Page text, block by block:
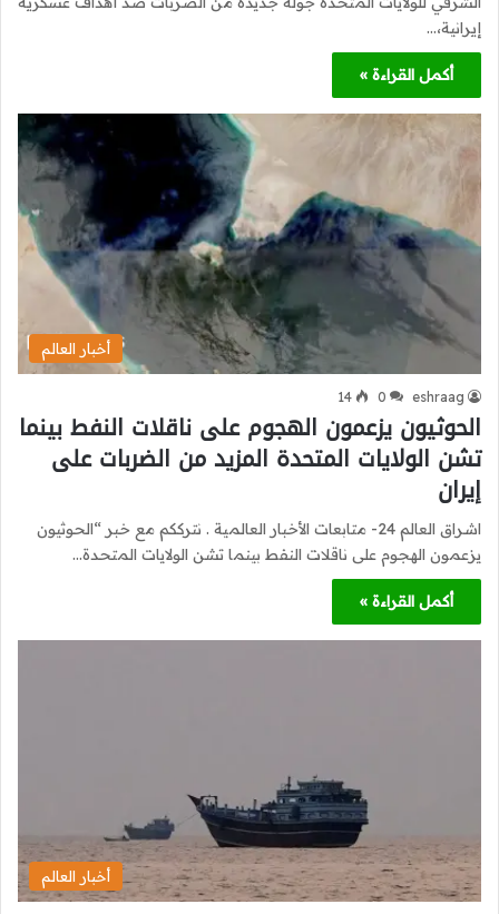
إيرانية،…
أكمل القراءة »
أخبار العالم
eshraag
0
14
الحوثيون يزعمون الهجوم على ناقلات النفط بينما
تشن الولايات المتحدة المزيد من الضربات على
إيران
اشراق العالم 24- متابعات الأخبار العالمية . نترككم مع خبر “الحوثيون
يزعمون الهجوم على ناقلات النفط بينما تشن الولايات المتحدة…
أكمل القراءة »
أخبار العالم